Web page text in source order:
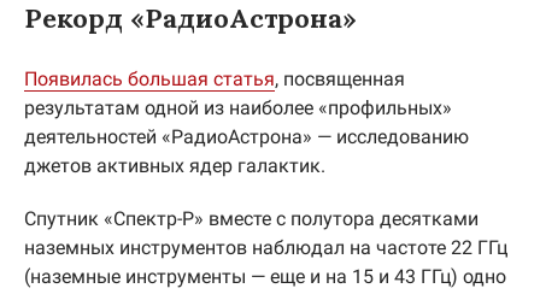
Рекорд «РадиоАстрона»
Появилась большая статья, посвященная
результатам одной из наиболее «профильных»
деятельностей «РадиоАстрона» — исследованию
джетов активных ядер галактик.
Спутник «Спектр-Р» вместе с полутора десятками
наземных инструментов наблюдал на частоте 22 ГГц
(наземные инструменты — еще и на 15 и 43 ГГц) одно